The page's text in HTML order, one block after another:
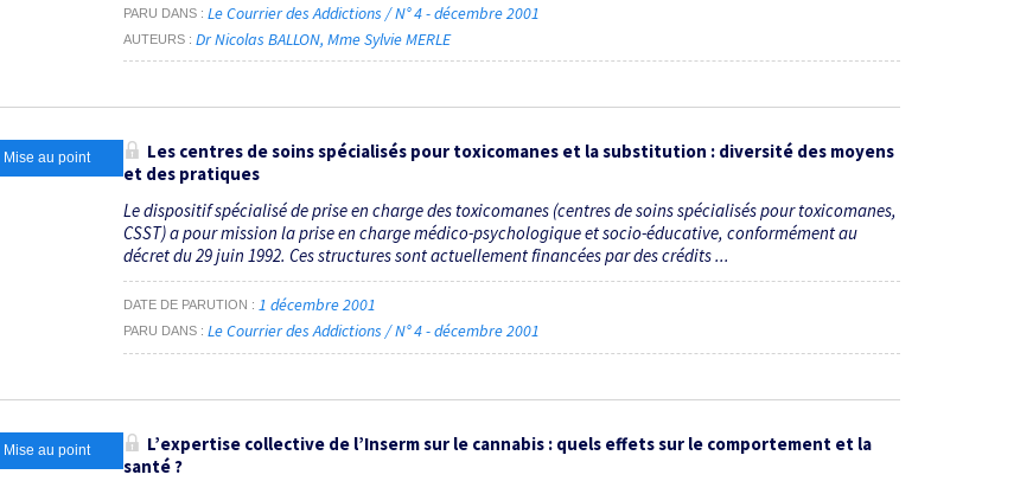
PARU DANS Le Courrier des Addictions / N° 4 - décembre 2001
AUTEURS Dr Nicolas BALLON Mme Sylvie MERLE
Mise au point
Les centres de soins spécialisés pour toxicomanes et la substitution : diversité des moyens
et des pratiques
Le dispositif spécialisé de prise en charge des toxicomanes (centres de soins spécialisés pour toxicomanes,
CSST) a pour mission la prise en charge médico-psychologique et socio-éducative, conformément au
décret du 29 juin 1992. Ces structures sont actuellement financées par des crédits ...
DATE DE PARUTION 1 décembre 2001
PARU DANS Le Courrier des Addictions / N° 4 - décembre 2001
Mise au point
L’expertise collective de l’Inserm sur le cannabis : quels effets sur le comportement et la
santé ?